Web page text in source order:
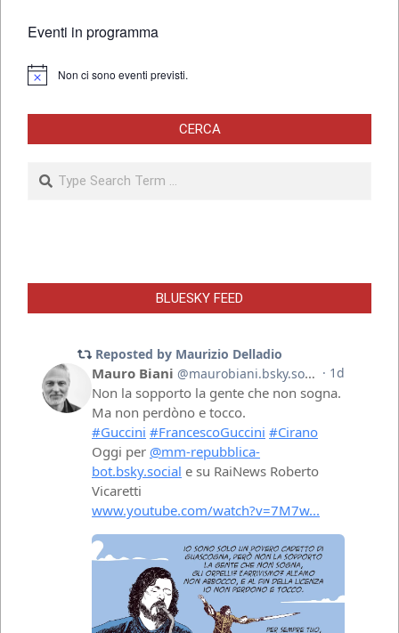
Eventi in programma
Notice Non ci sono eventi previsti.
CERCA
Search
BLUESKY FEED